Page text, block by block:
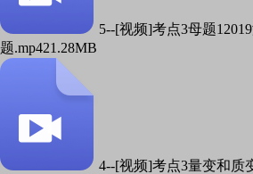
5--[视频]考点3母题
题.mp421.28MB
4--[视频]考点3量变和质